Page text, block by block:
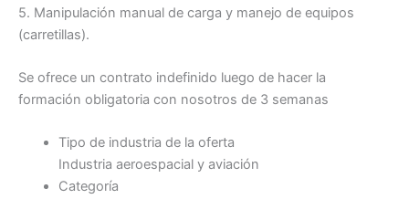
5. Manipulación manual de carga y manejo de equipos
(carretillas).
Se ofrece un contrato indefinido luego de hacer la
formación obligatoria con nosotros de 3 semanas
Tipo de industria de la oferta
Industria aeroespacial y aviación
Categoría